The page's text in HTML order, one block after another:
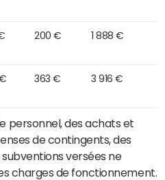
200 € 1 888 €
363 € 3 916 €
personnel, des achats et
de contingents, des
versées ne
charges de fonctionnement.